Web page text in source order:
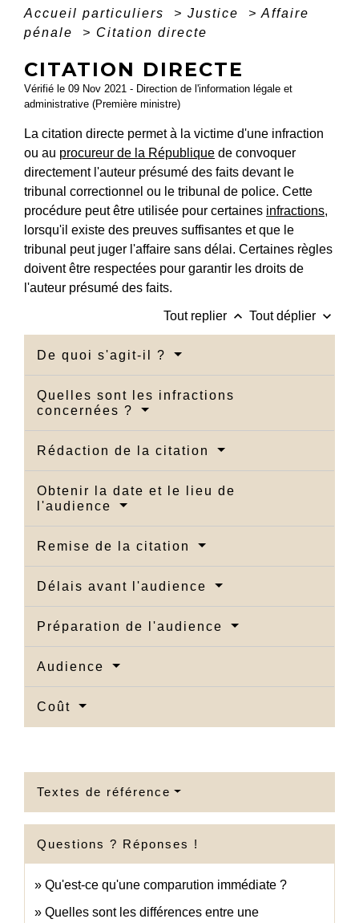
Accueil particuliers > Justice > Affaire
pénale
> Citation directe
CITATION DIRECTE
Vérifié le 09 Nov 2021 - Direction de l'information légale et
administrative (Première ministre)
La citation directe permet à la victime d'une infraction
ou au procureur de la République de convoquer
directement l'auteur présumé des faits devant le
tribunal correctionnel ou le tribunal de police. Cette
procédure peut être utilisée pour certaines infractions,
lorsqu'il existe des preuves suffisantes et que le
tribunal peut juger l'affaire sans délai. Certaines règles
doivent être respectées pour garantir les droits de
l'auteur présumé des faits.
Tout replier keyboard_arrow_up Tout déplier keyboard_arrow_down
De quoi s'agit-il ?
Quelles sont les infractions
concernées ?
Rédaction de la citation
Obtenir la date et le lieu de
l'audience
Remise de la citation
Délais avant l'audience
Préparation de l'audience
Audience
Coût
Textes de référence
Questions ? Réponses !
Qu'est-ce qu'une comparution immédiate ?
Quelles sont les différences entre une